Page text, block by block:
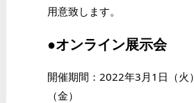
用意致します。
●オンライン展示会
開催期間：2022年3月1日（火
（金）